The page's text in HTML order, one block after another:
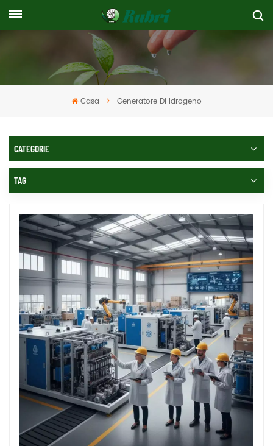
Casa Generatore Di Idrogeno
CATEGORIE
TAG